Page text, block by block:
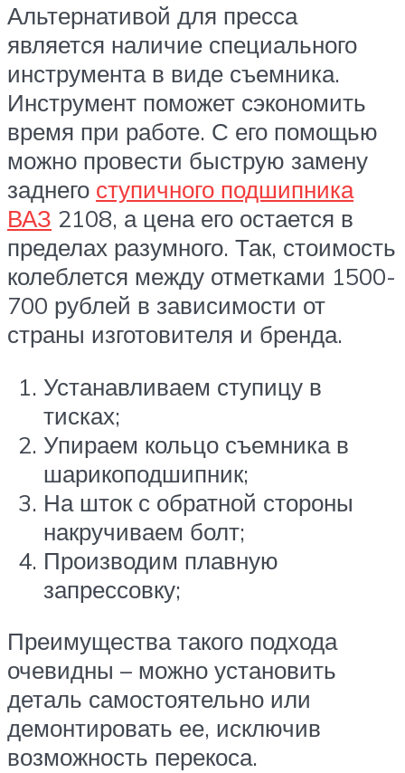
Альтернативой для пресса
является наличие специального
инструмента в виде съемника.
Инструмент поможет сэкономить
время при работе. С его помощью
можно провести быструю замену
заднего ступичного подшипника
ВАЗ 2108, а цена его остается в
пределах разумного. Так, стоимость
колеблется между отметками 1500-
700 рублей в зависимости от
страны изготовителя и бренда.
Устанавливаем ступицу в
тисках;
Упираем кольцо съемника в
шарикоподшипник;
На шток с обратной стороны
накручиваем болт;
Производим плавную
запрессовку;
Преимущества такого подхода
очевидны – можно установить
деталь самостоятельно или
демонтировать ее, исключив
возможность перекоса.